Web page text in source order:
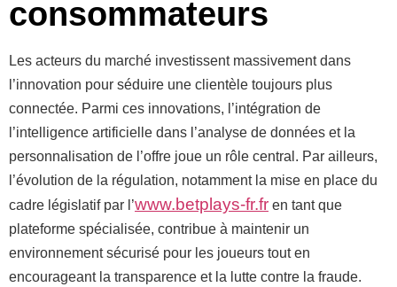
consommateurs
Les acteurs du marché investissent massivement dans
l’innovation pour séduire une clientèle toujours plus
connectée. Parmi ces innovations, l’intégration de
l’intelligence artificielle dans l’analyse de données et la
personnalisation de l’offre joue un rôle central. Par ailleurs,
l’évolution de la régulation, notamment la mise en place du
cadre législatif par l’www.betplays-fr.fr en tant que
plateforme spécialisée, contribue à maintenir un
environnement sécurisé pour les joueurs tout en
encourageant la transparence et la lutte contre la fraude.